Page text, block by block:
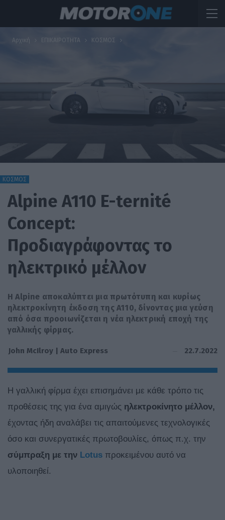
Αρχική ΕΠΙΚΑΙΡΟΤΗΤΑ ΚΟΣΜΟΣ
ΚΟΣΜΟΣ
Alpine A110 E-ternité
Concept:
Προδιαγράφοντας το
ηλεκτρικό μέλλον
Η Alpine αποκαλύπτει μια πρωτότυπη και κυρίως
ηλεκτροκίνητη έκδοση της A110, δίνοντας μια γεύση
από όσα προοιωνίζεται η νέα ηλεκτρική εποχή της
γαλλικής φίρμας.
John McIlroy | Auto Express 22.7.2022
H γαλλική φίρμα έχει επισημάνει με κάθε τρόπο τις
προθέσεις της για ένα αμιγώς ηλεκτροκίνητο μέλλον,
έχοντας ήδη αναλάβει τις απαιτούμενες τεχνολογικές
όσο και συνεργατικές πρωτοβουλίες, όπως π.χ. την
σύμπραξη με την Lotus προκειμένου αυτό να
υλοποιηθεί.